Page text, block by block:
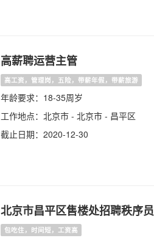
高薪聘运营主管
高工资，管理岗，五险，带薪年假，带薪旅游
年龄要求：18-35周岁
工作地点：北京市 - 北京市 - 昌平区
截止日期：2020-12-30
北京市昌平区售楼处招聘秩序员
包吃住，时间短，工资高